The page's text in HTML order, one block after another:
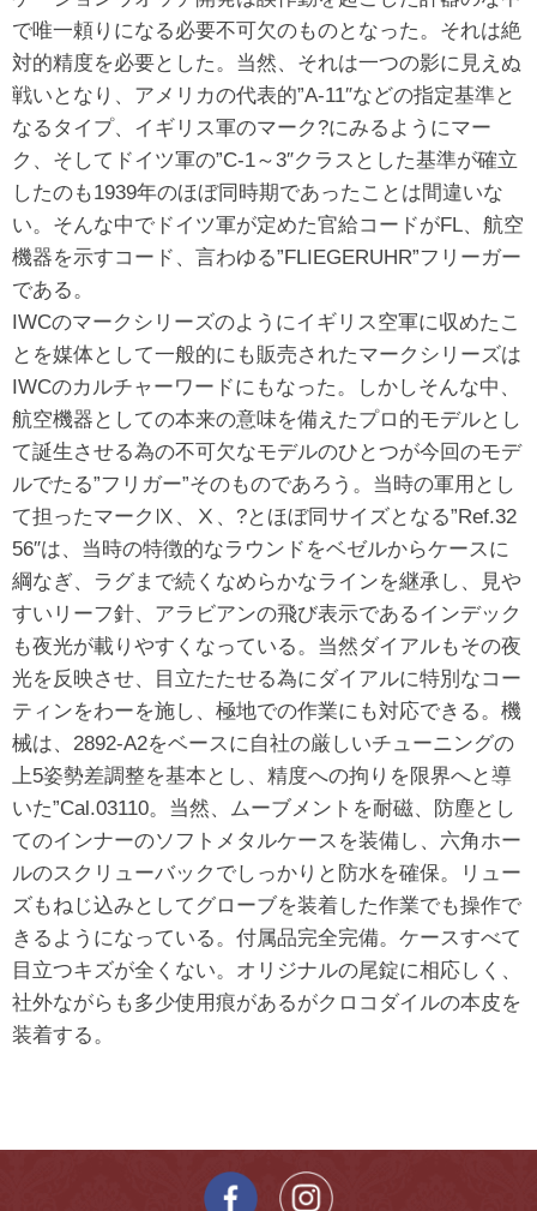
で唯一頼りになる必要不可欠のものとなった。それは絶
対的精度を必要とした。当然、それは一つの影に見えぬ
戦いとなり、アメリカの代表的”A-11″などの指定基準と
なるタイプ、イギリス軍のマーク?にみるようにマー
ク、そしてドイツ軍の”C-1～3″クラスとした基準が確立
したのも1939年のほぼ同時期であったことは間違いな
い。そんな中でドイツ軍が定めた官給コードがFL、航空
機器を示すコード、言わゆる”FLIEGERUHR”フリーガー
である。
IWCのマークシリーズのようにイギリス空軍に収めたこ
とを媒体として一般的にも販売されたマークシリーズは
IWCのカルチャーワードにもなった。しかしそんな中、
航空機器としての本来の意味を備えたプロ的モデルとし
て誕生させる為の不可欠なモデルのひとつが今回のモデ
ルでたる”フリガー”そのものであろう。当時の軍用とし
て担ったマークⅨ、Ⅹ、?とほぼ同サイズとなる”Ref.32
56″は、当時の特徴的なラウンドをベゼルからケースに
綱なぎ、ラグまで続くなめらかなラインを継承し、見や
すいリーフ針、アラビアンの飛び表示であるインデック
も夜光が載りやすくなっている。当然ダイアルもその夜
光を反映させ、目立たたせる為にダイアルに特別なコー
ティンをわーを施し、極地での作業にも対応できる。機
械は、2892-A2をベースに自社の厳しいチューニングの
上5姿勢差調整を基本とし、精度への拘りを限界へと導
いた”Cal.03110。当然、ムーブメントを耐磁、防塵とし
てのインナーのソフトメタルケースを装備し、六角ホー
ルのスクリューバックでしっかりと防水を確保。リュー
ズもねじ込みとしてグローブを装着した作業でも操作で
きるようになっている。付属品完全完備。ケースすべて
目立つキズが全くない。オリジナルの尾錠に相応しく、
社外ながらも多少使用痕があるがクロコダイルの本皮を
装着する。